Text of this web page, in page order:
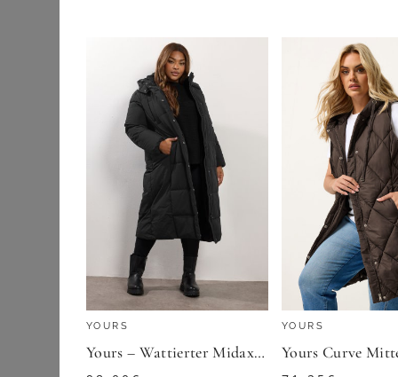
Kimonos
Lederjacken
Mäntel
Parkas
Ponchos & Capes
Regenjacken
Steppjacken &
Daunenjacken
Trenchcoats
Westen
93,99€
ZUOTTO
YOURS
Yours – Wattierter Midaximantel In Schwarz Size 42
YOURS